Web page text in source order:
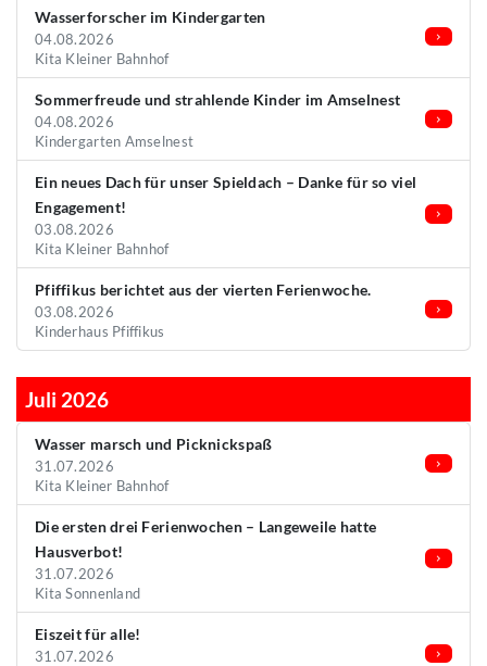
Wasserforscher im Kindergarten
04.08.2026
Kita Kleiner Bahnhof
Sommerfreude und strahlende Kinder im Amselnest
04.08.2026
Kindergarten Amselnest
Ein neues Dach für unser Spieldach – Danke für so viel
Engagement!
03.08.2026
Kita Kleiner Bahnhof
Pfiffikus berichtet aus der vierten Ferienwoche.
03.08.2026
Kinderhaus Pfiffikus
Juli 2026
Wasser marsch und Picknickspaß
31.07.2026
Kita Kleiner Bahnhof
Die ersten drei Ferienwochen – Langeweile hatte
Hausverbot!
31.07.2026
Kita Sonnenland
Eiszeit für alle!
31.07.2026